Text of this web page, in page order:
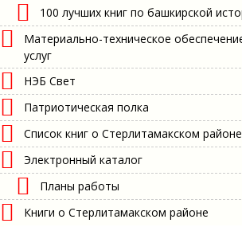
100 лучших книг по башкирской
Материально-техническое
услуг
НЭБ Свет
Патриотическая полка
Список книг о Стерлитамакском
Электронный каталог
Планы работы
Книги о Стерлитамакском районе